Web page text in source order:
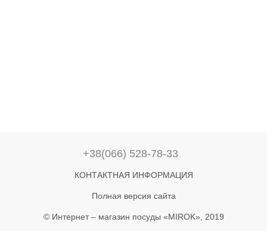
+38(066) 528-78-33
КОНТАКТНАЯ ИНФОРМАЦИЯ
Полная версия сайта
© Интернет – магазин посуды «MIROK», 2019